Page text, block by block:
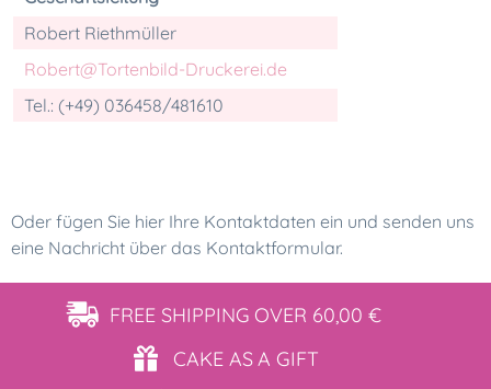
Robert Riethmüller
Robert@Tortenbild-Druckerei.de
Tel.: (+49) 036458/481610
Oder fügen Sie hier Ihre Kontaktdaten ein und senden uns
eine Nachricht über das Kontaktformular.
FREE SHIPPING OVER 60,00 €
CAKE ASA GIFT